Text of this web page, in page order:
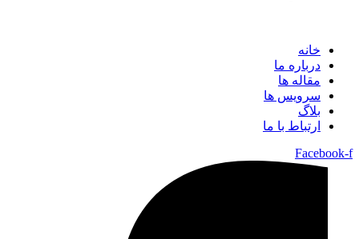
خانه
درباره ما
مقاله ها
سرویس ها
بلاگ
ارتباط با ما
Facebook-f